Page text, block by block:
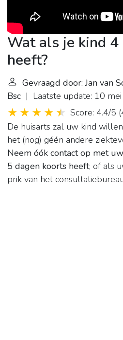
Wat als je kind 4
heeft?
Gevraagd door: Jan van
Bsc | Laatste update: 10
Score: 4.4/5 (
De huisarts zal uw kind
het (nog) géén andere
Neem óók contact op met
5 dagen koorts heeft; of als
prik van het